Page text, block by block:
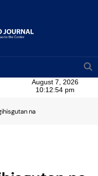
na